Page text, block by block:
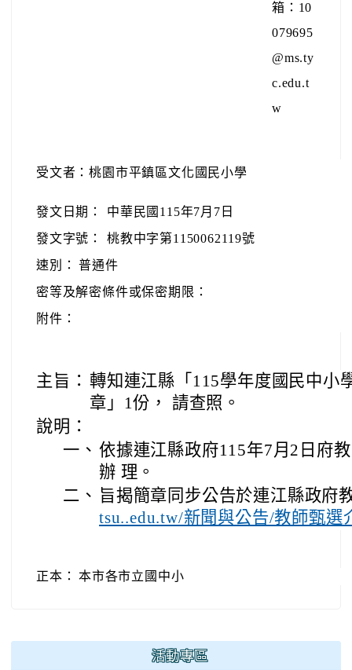
箱：10
079695
@ms.ty
c.edu.t
w
受文者：桃園市平鎮區文化國民小學
發文日期：
中華民國115年7月7日
發文字號：
桃教中字第1150062119號
速別： 普通件
密等及解密條件或保密期限：
附件：
主旨： 轉知連江縣「115學年度國民中小
章」1份， 請查照。
說明：
一、 依據連江縣政府115年7月2日府
辦 理。
二、 旨揭簡章同步公告於連江縣政府
tsu..edu.tw/新聞與公告/教師甄
正本： 本市各市立國中小
活動專區